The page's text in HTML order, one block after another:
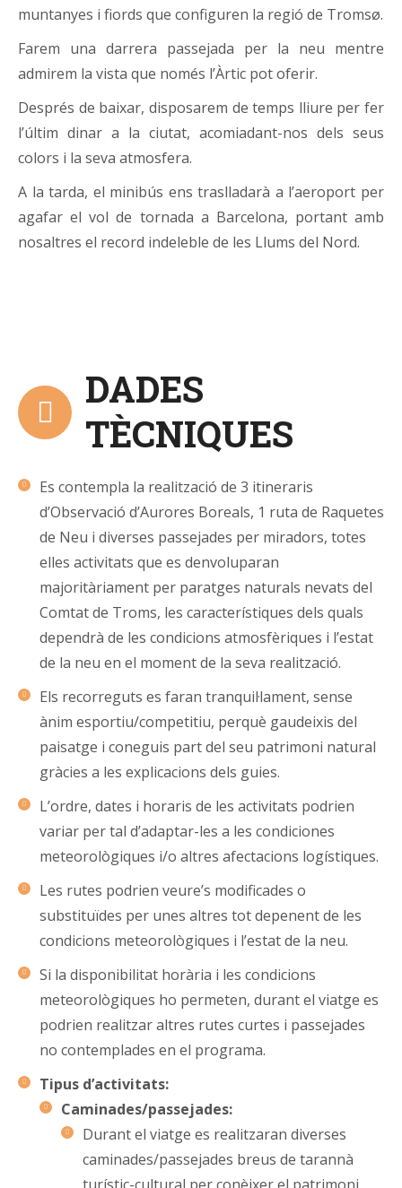
muntanyes i fiords que configuren la regió de Tromsø.
Farem una darrera passejada per la neu mentre
admirem la vista que només l’Àrtic pot oferir.
Després de baixar, disposarem de temps lliure per fer
l’últim dinar a la ciutat, acomiadant-nos dels seus
colors i la seva atmosfera.
A la tarda, el minibús ens traslladarà a l’aeroport per
agafar el vol de tornada a Barcelona, portant amb
nosaltres el record indeleble de les Llums del Nord.
DADES
TÈCNIQUES
Es contempla la realització de 3 itineraris
d’Observació d’Aurores Boreals, 1 ruta de Raquetes
de Neu i diverses passejades per miradors, totes
elles activitats que es denvoluparan
majoritàriament per paratges naturals nevats del
Comtat de Troms, les característiques dels quals
dependrà de les condicions atmosfèriques i l’estat
de la neu en el moment de la seva realització.
Els recorreguts es faran tranquil·lament, sense
ànim esportiu/competitiu, perquè gaudeixis del
paisatge i coneguis part del seu patrimoni natural
gràcies a les explicacions dels guies.
L’ordre, dates i horaris de les activitats podrien
variar per tal d’adaptar-les a les condiciones
meteorològiques i/o altres afectacions logístiques.
Les rutes podrien veure’s modificades o
substituïdes per unes altres tot depenent de les
condicions meteorològiques i l’estat de la neu.
Si la disponibilitat horària i les condicions
meteorològiques ho permeten, durant el viatge es
podrien realitzar altres rutes curtes i passejades
no contemplades en el programa.
Tipus d’activitats:
Caminades/passejades:
Durant el viatge es realitzaran diverses
caminades/passejades breus de tarannà